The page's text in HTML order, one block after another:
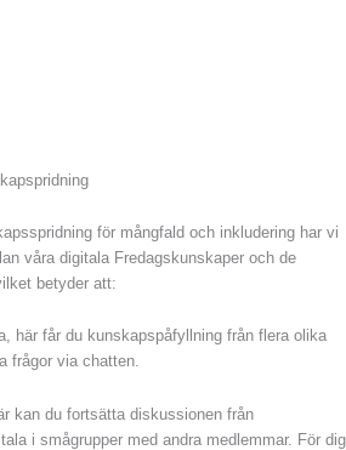
för mångfald och inkludering har vi
våra digitala Fredagskunskaper och de
betyder att:
här får du kunskapspåfyllning från flera olika
frågor via chatten.
kan du fortsätta diskussionen från
i smågrupper med andra medlemmar. För dig